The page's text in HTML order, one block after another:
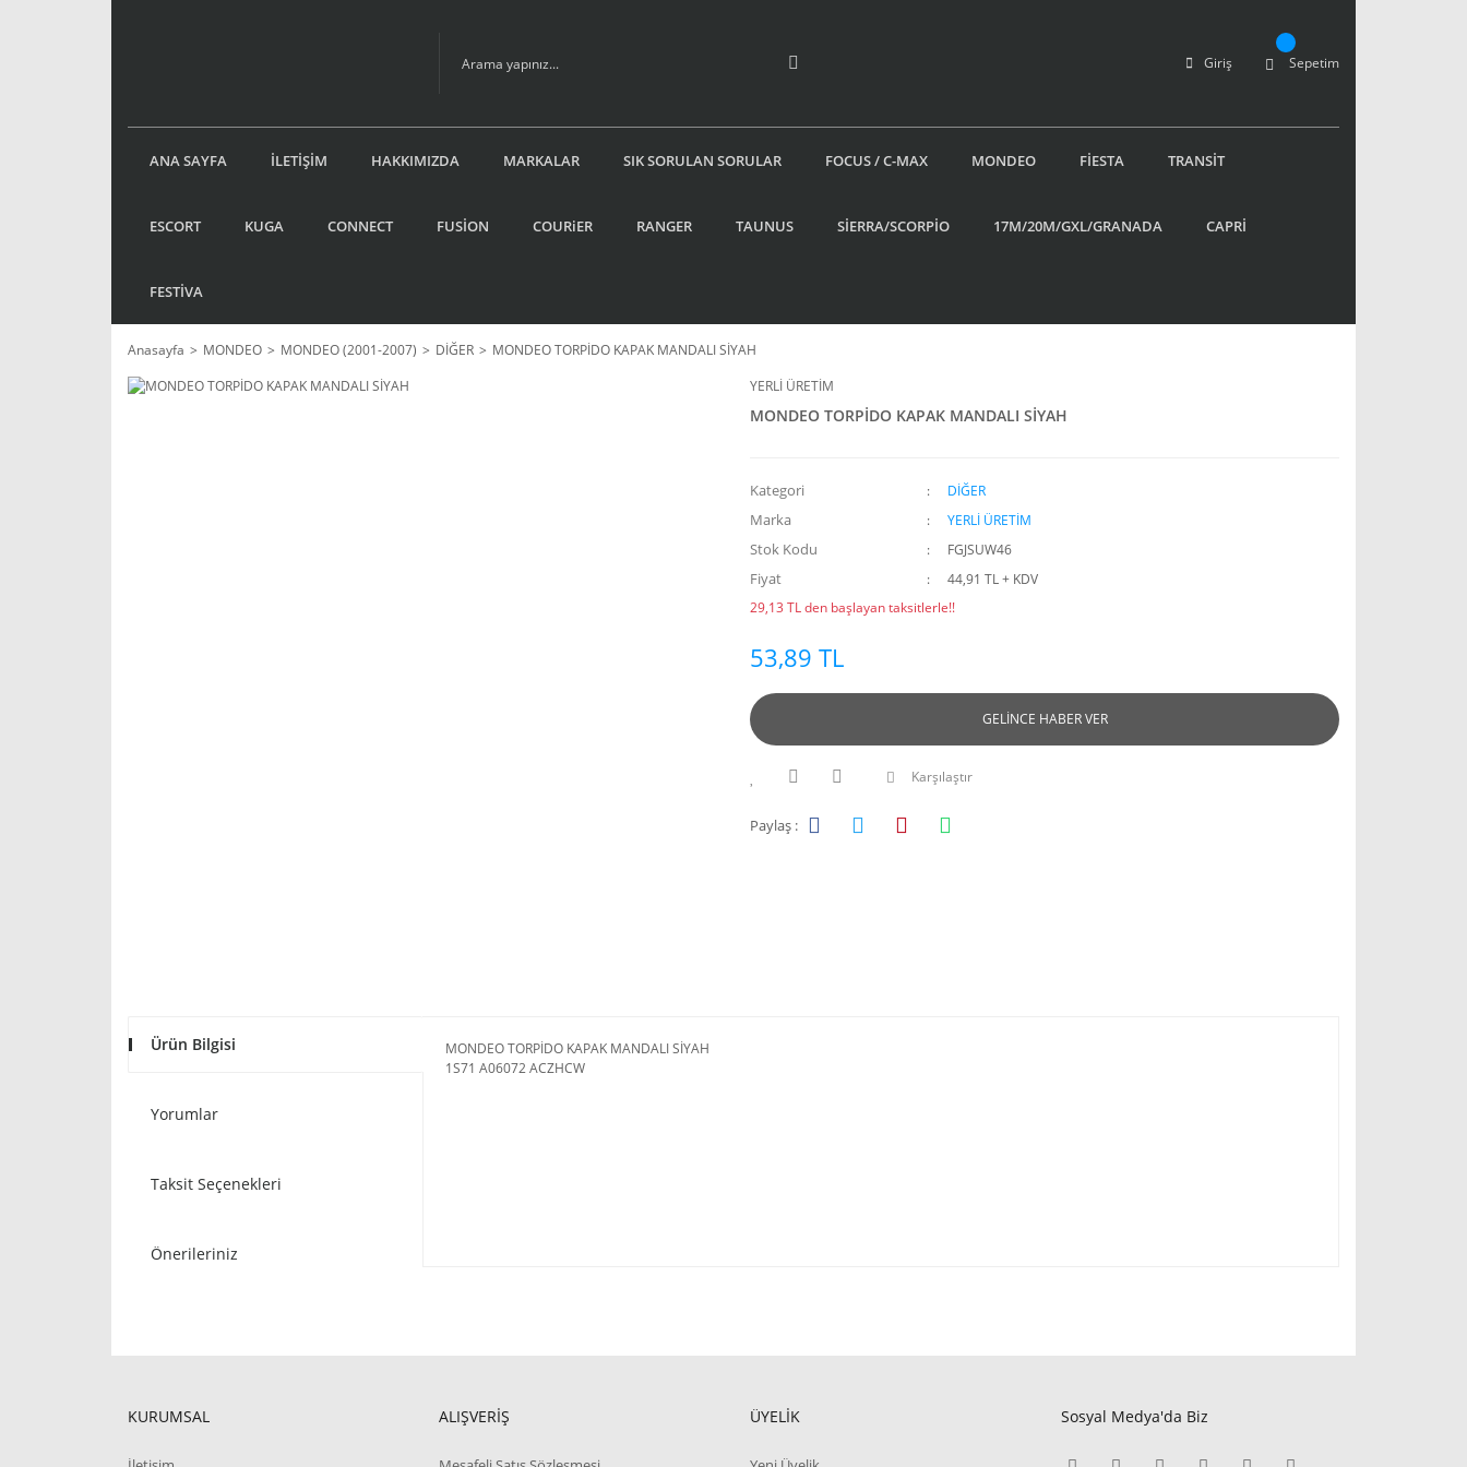
Giriş Sepetim
ANA SAYFA İLETİŞİM HAKKIMIZDA MARKALAR SIK SORULAN SORULAR FOCUS / C-MAX MONDEO FİESTA TRANSİT
ESCORT KUGA CONNECT FUSİON COURiER RANGER TAUNUS SİERRA/SCORPİO 17M/20M/GXL/GRANADA CAPRİ
FESTİVA
Anasayfa MONDEO MONDEO (2001-2007) DİĞER
MONDEO TORPİDO KAPAK MANDALI SİYAH
YERLİ ÜRETİM
MONDEO TORPİDO KAPAK MANDALI SİYAH
Kategori DİĞER
Marka YERLİ ÜRETİM
Stok Kodu FGJSUW46
Fiyat
44,91 TL + KDV
29,13 TL den başlayan taksitlerle!!
53,89 TL
GELİNCE HABER VER
Karşılaştır
Paylaş :
Ürün Bilgisi
Yorumlar
Taksit Seçenekleri
Önerileriniz
MONDEO TORPİDO KAPAK MANDALI SİYAH
1S71 A06072 ACZHCW
KURUMSAL ALIŞVERİŞ ÜYELİK Sosyal Medya'da Biz